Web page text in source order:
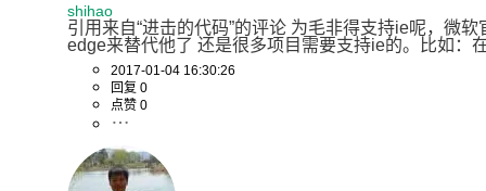
shihao
引用来自“进击的代码”的评论 为毛非得支持ie呢，微软
edge来替代他了 还是很多项目需要支持ie的。比如：
2017-01-04 16:30:26
回复 0
点赞 0